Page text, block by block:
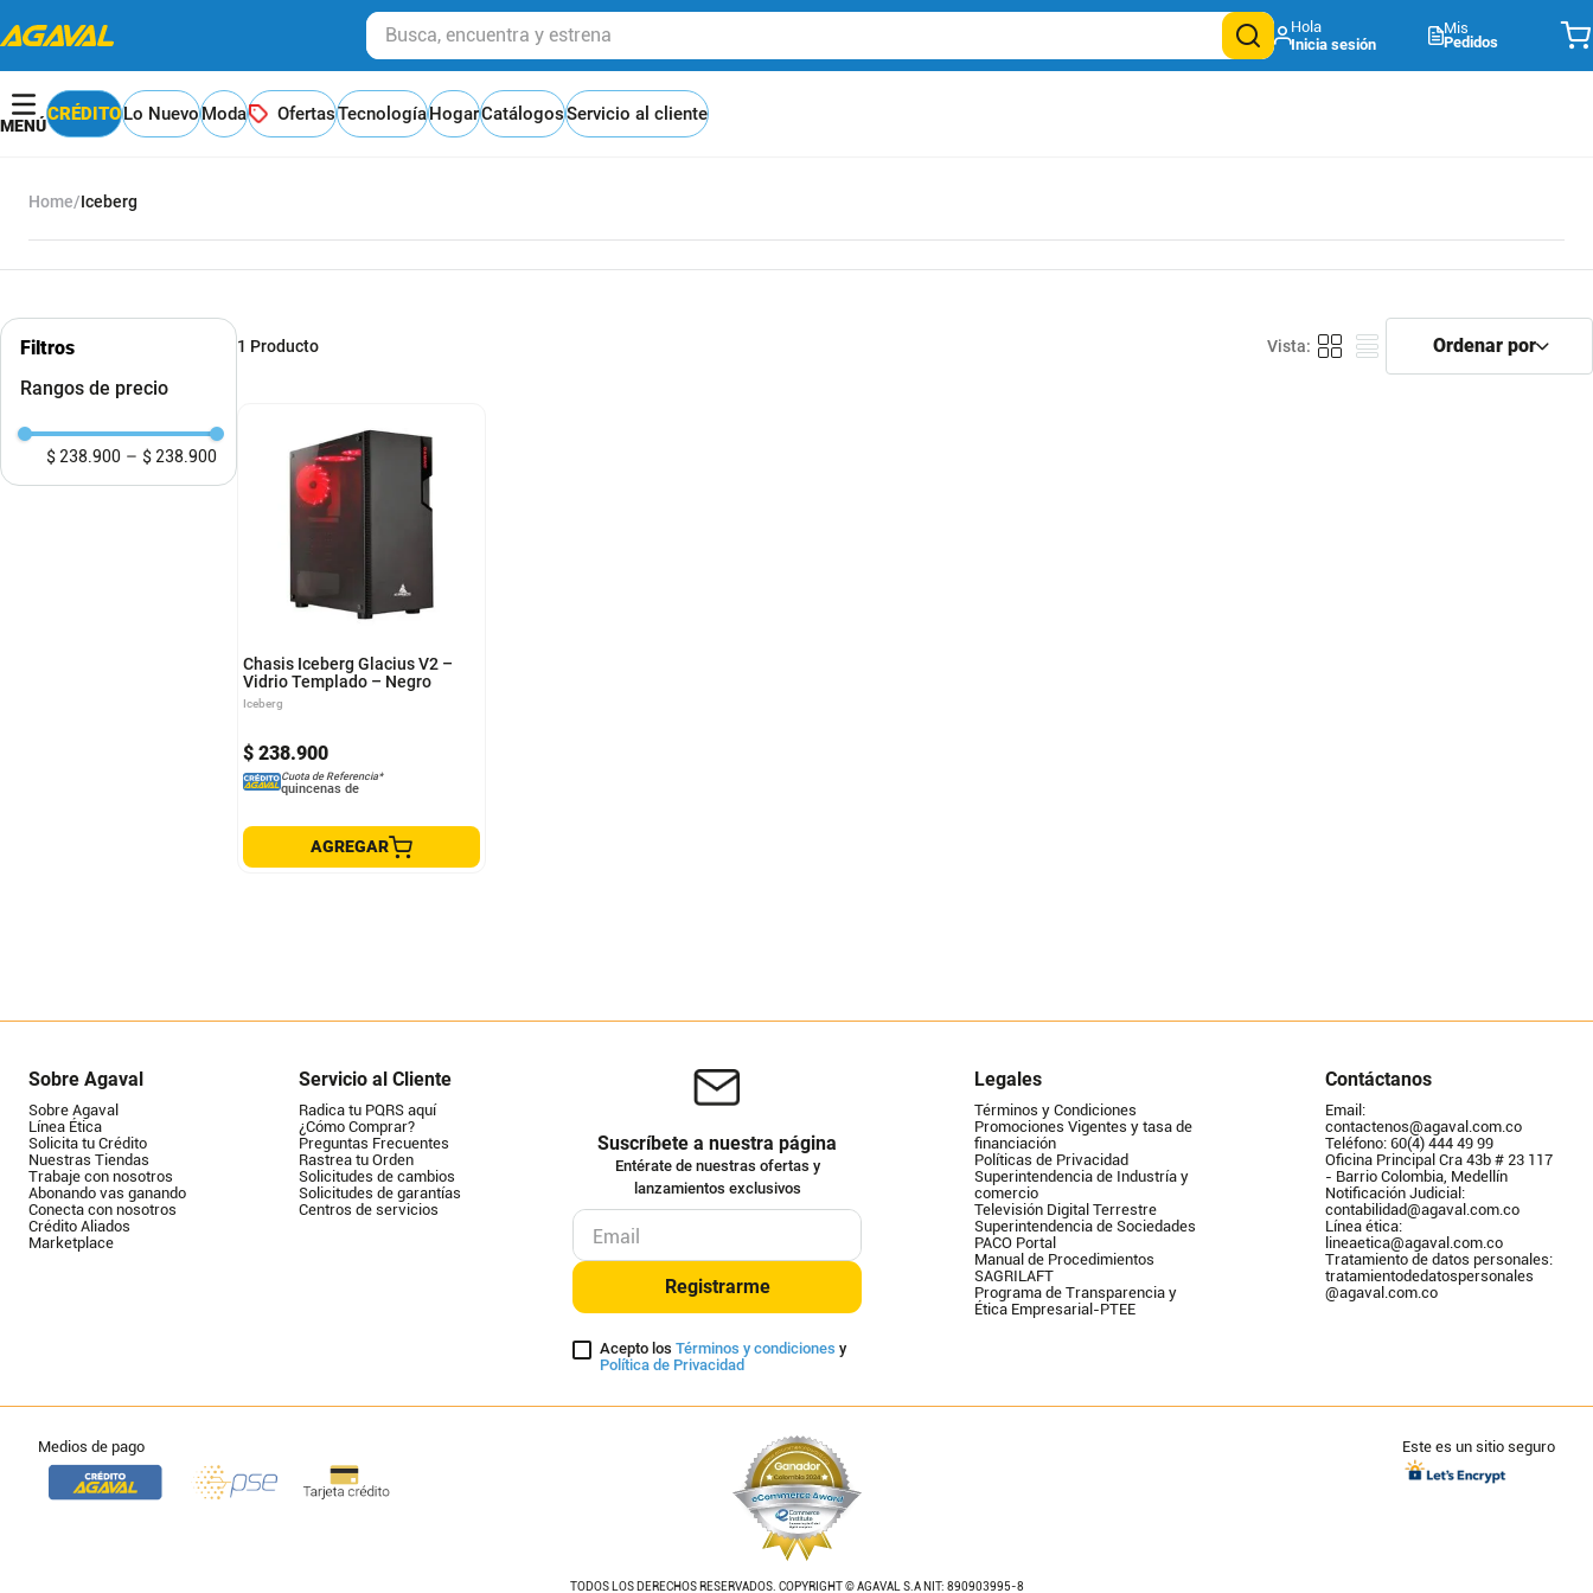
Busca, encuentra y estrena
Mis
Pedidos
CRÉDITOLo NuevoModa OfertasTecnologíaHogarCatálogosServicio al cliente
Iceberg
Filtros
Rangos de precio
$ 238.900 – $ 238.900
1 Producto
Chasis Iceberg Glacius V2 –
Vidrio Templado – Negro
Iceberg
$ 238.900
Cuota de Referencia*
quincenas de
AGREGAR
Sobre Agaval
Sobre Agaval
Línea Ética
Solicita tu Crédito
Nuestras Tiendas
Trabaje con nosotros
Abonando vas ganando
Conecta con nosotros
Crédito Aliados
Marketplace
Servicio al Cliente
Radica tu PQRS aquí
¿Cómo Comprar?
Preguntas Frecuentes
Rastrea tu Orden
Solicitudes de cambios
Solicitudes de garantías
Centros de servicios
Suscríbete a nuestra página
Entérate de nuestras ofertas y
lanzamientos exclusivos
Registrarme
Acepto los Términos y condiciones y
Política de Privacidad
Legales
Términos y Condiciones
Promociones Vigentes y tasa de
financiación
Políticas de Privacidad
Superintendencia de Industría y
comercio
Televisión Digital Terrestre
Superintendencia de Sociedades
PACO Portal
Manual de Procedimientos
SAGRILAFT
Programa de Transparencia y
Ética Empresarial-PTEE
Contáctanos
Email:
contactenos@agaval.com.co
Teléfono: 60(4) 444 49 99
Oficina Principal Cra 43b # 23 117
- Barrio Colombia, Medellín
Notificación Judicial:
contabilidad@agaval.com.co
Línea ética:
lineaetica@agaval.com.co
Tratamiento de datos personales:
tratamientodedatospersonales
@agaval.com.co
Medios de pago
TODOS LOS DERECHOS RESERVADOS. COPYRIGHT © AGAVAL S.A NIT: 890903995-8
Este es un sitio seguro